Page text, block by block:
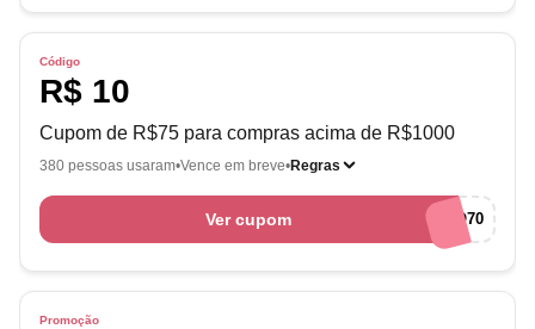
Código
R$ 10
Cupom de R$75 para compras acima de R$1000
380 pessoas usaram Vence em breve Regras
Ver cupom BEMVINDO70
Promoção